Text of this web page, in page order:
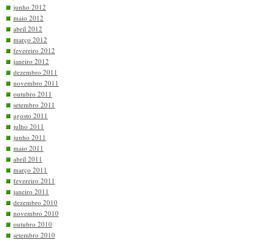
junho 2012
maio 2012
abril 2012
março 2012
fevereiro 2012
janeiro 2012
dezembro 2011
novembro 2011
outubro 2011
setembro 2011
agosto 2011
julho 2011
junho 2011
maio 2011
abril 2011
março 2011
fevereiro 2011
janeiro 2011
dezembro 2010
novembro 2010
outubro 2010
setembro 2010